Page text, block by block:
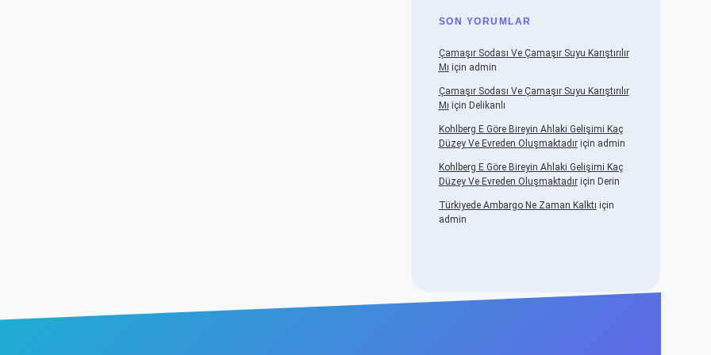
SON YORUMLAR
Çamaşır Sodası Ve Çamaşır Suyu Karıştırılır
Mı için admin
Çamaşır Sodası Ve Çamaşır Suyu Karıştırılır
Mı için Delikanlı
Kohlberg E Göre Bireyin Ahlaki Gelişimi Kaç
Düzey Ve Evreden Oluşmaktadıriçin admin
Kohlberg E Göre Bireyin Ahlaki Gelişimi Kaç
Düzey Ve Evreden Oluşmaktadıriçin Derin
Türkiyede Ambargo Ne Zaman Kalktı için
admin